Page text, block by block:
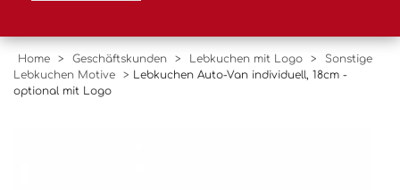
Home > Geschäftskunden > Lebkuchen mit Logo >
Sonstige
Lebkuchen Motive
> Lebkuchen Auto-Van individuell, 18cm -
optional mit Logo